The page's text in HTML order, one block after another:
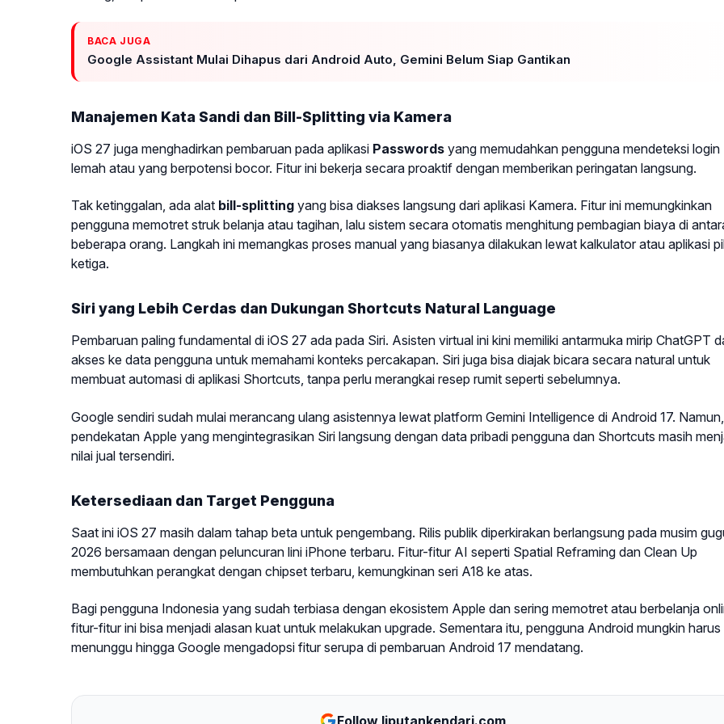
BACA JUGA
Google Assistant Mulai Dihapus dari Android Auto, Gemini Belum Siap Gantikan
Manajemen Kata Sandi dan Bill-Splitting via Kamera
iOS 27 juga menghadirkan pembaruan pada aplikasi Passwords yang memudahkan pengguna mendeteksi login
lemah atau yang berpotensi bocor. Fitur ini bekerja secara proaktif dengan memberikan peringatan langsung.
Tak ketinggalan, ada alat bill-splitting yang bisa diakses langsung dari aplikasi Kamera. Fitur ini memungkinkan
pengguna memotret struk belanja atau tagihan, lalu sistem secara otomatis menghitung pembagian biaya di
beberapa orang. Langkah ini memangkas proses manual yang biasanya dilakukan lewat kalkulator atau aplikasi
ketiga.
Siri yang Lebih Cerdas dan Dukungan Shortcuts Natural Language
Pembaruan paling fundamental di iOS 27 ada pada Siri. Asisten virtual ini kini memiliki antarmuka mirip ChatGPT
akses ke data pengguna untuk memahami konteks percakapan. Siri juga bisa diajak bicara secara natural untuk
membuat automasi di aplikasi Shortcuts, tanpa perlu merangkai resep rumit seperti sebelumnya.
Google sendiri sudah mulai merancang ulang asistennya lewat platform Gemini Intelligence di Android 17. Namun,
pendekatan Apple yang mengintegrasikan Siri langsung dengan data pribadi pengguna dan Shortcuts masih
nilai jual tersendiri.
Ketersediaan dan Target Pengguna
Saat ini iOS 27 masih dalam tahap beta untuk pengembang. Rilis publik diperkirakan berlangsung pada musim
2026 bersamaan dengan peluncuran lini iPhone terbaru. Fitur-fitur AI seperti Spatial Reframing dan Clean Up
membutuhkan perangkat dengan chipset terbaru, kemungkinan seri A18 ke atas.
Bagi pengguna Indonesia yang sudah terbiasa dengan ekosistem Apple dan sering memotret atau berbelanja
fitur-fitur ini bisa menjadi alasan kuat untuk melakukan upgrade. Sementara itu, pengguna Android mungkin harus
menunggu hingga Google mengadopsi fitur serupa di pembaruan Android 17 mendatang.
Follow liputankendari.com